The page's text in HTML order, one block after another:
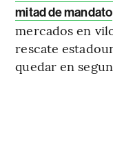
mitad de mandato
mercados en
rescate
quedar en